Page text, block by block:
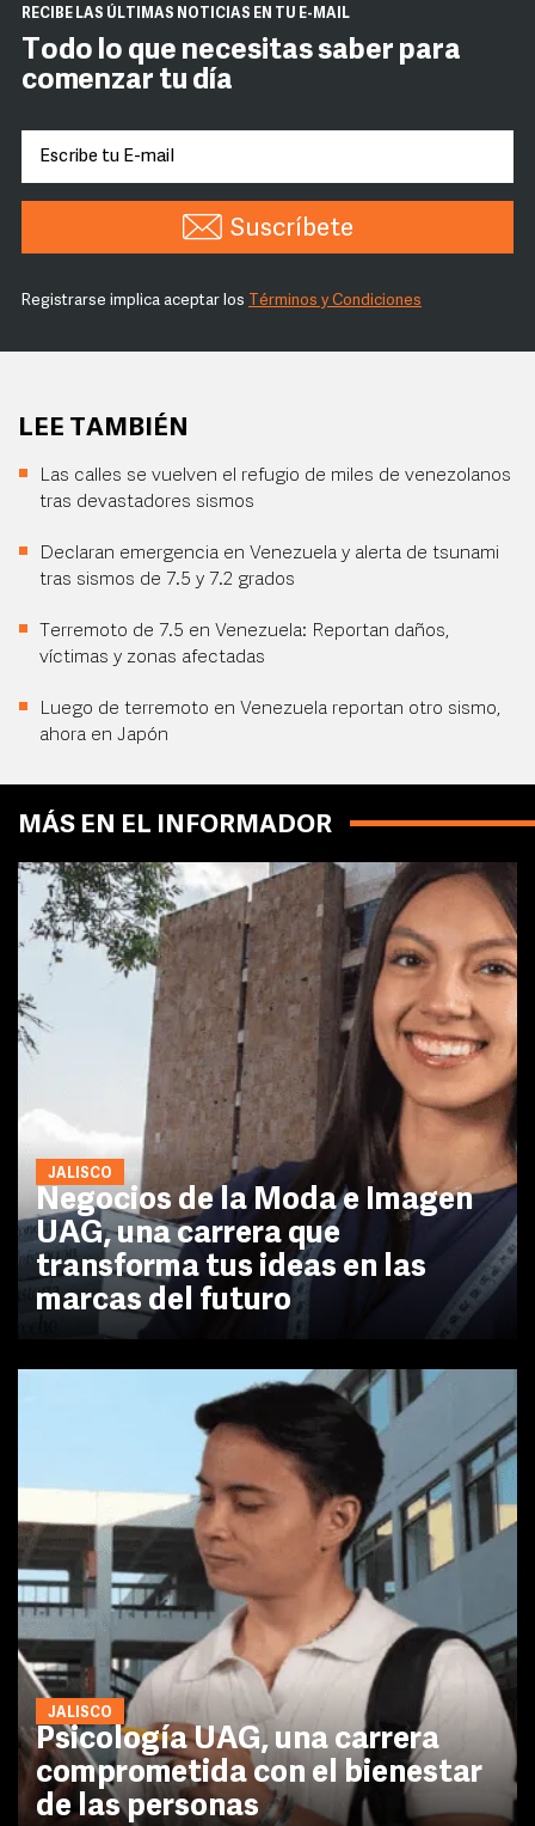
RECIBE LAS ÚLTIMAS NOTICIAS EN TU E-MAIL
Todo lo que necesitas saber para
comenzar tu día
Suscríbete
Registrarse implica aceptar los Términos y Condiciones
LEE TAMBIÉN
Las calles se vuelven el refugio de miles de venezolanos
tras devastadores sismos
Declaran emergencia en Venezuela y alerta de tsunami
tras sismos de 7.5 y 7.2 grados
Terremoto de 7.5 en Venezuela: Reportan daños,
víctimas y zonas afectadas
Luego de terremoto en Venezuela reportan otro sismo,
ahora en Japón
MÁS EN EL INFORMADOR
JALISCO
Negocios de la Moda e Imagen
UAG, una carrera que
transforma tus ideas en las
marcas del futuro
JALISCO
Psicología UAG, una carrera
comprometida con el bienestar
de las personas